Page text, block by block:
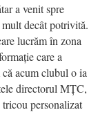
a venit spre
decât potrivită.
lucrăm în zona
care a
acum clubul o ia
directorul MȚC,
personalizat